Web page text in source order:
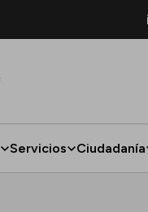
Servicios Ciudadanía